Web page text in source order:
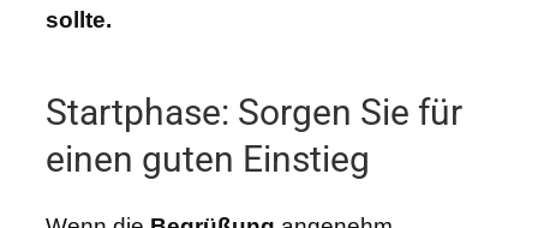
sollte.
Startphase: Sorgen Sie für
einen guten Einstieg